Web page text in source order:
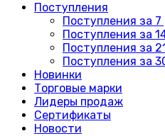
Поступления
Поступления за
Поступления за
Поступления за
Поступления за
Новинки
Торговые марки
Лидеры продаж
Сертификаты
Новости